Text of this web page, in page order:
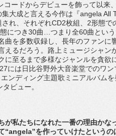
ードからデビューを飾って以来
大成と言える今作は『angela All
れ、それぞれCD2枚組、2形態で
につき30曲…つまり全60曲とい
曲を多数収録し、長年のファンに
るだろう。路上ミュージシャン
に至るまで多様なジャンルを貪欲
には日比谷野外大音楽堂でのワン
ンディング主題歌ミニアルバムを
ビュー。
私たちになれた一番の理由かな
“angela”を作っていけたというの